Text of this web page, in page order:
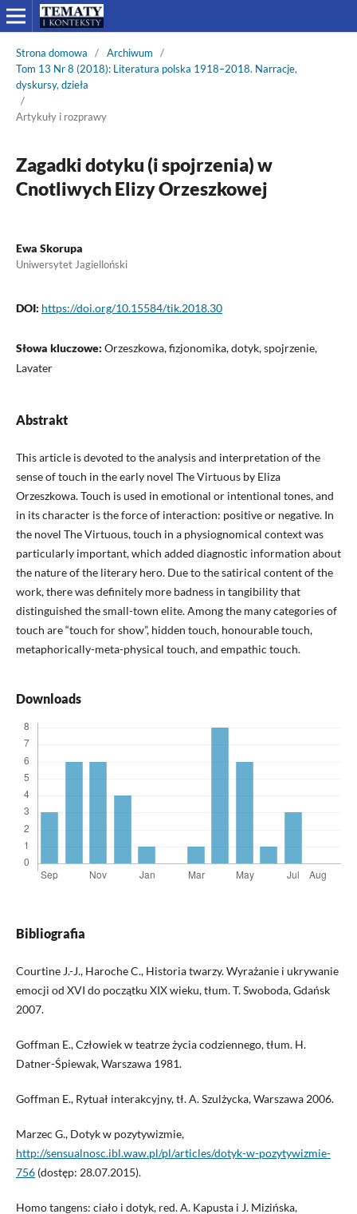
Strona domowa / Archiwum
/
Tom 13 Nr 8 (2018): Literatura polska 1918–2018. Narracje,
dyskursy, dzieła
/
Artykuły i rozprawy
Zagadki dotyku (i spojrzenia) w
Cnotliwych Elizy Orzeszkowej
Ewa Skorupa
Uniwersytet Jagielloński
DOI: https://doi.org/10.15584/tik.2018.30
Słowa kluczowe: Orzeszkowa, fizjonomika, dotyk, spojrzenie,
Lavater
Abstrakt
This article is devoted to the analysis and interpretation of the
sense of touch in the early novel The Virtuous by Eliza
Orzeszkowa. Touch is used in emotional or intentional tones, and
in its character is the force of interaction: positive or negative. In
the novel The Virtuous, touch in a physiognomical context was
particularly important, which added diagnostic information about
the nature of the literary hero. Due to the satirical content of the
work, there was definitely more badness in tangibility that
distinguished the small-town elite. Among the many categories of
touch are “touch for show”, hidden touch, honourable touch,
metaphorically-meta-physical touch, and empathic touch.
Downloads
Bibliografia
Courtine J.-J., Haroche C., Historia twarzy. Wyrażanie i ukrywanie
emocji od XVI do początku XIX wieku, tłum. T. Swoboda, Gdańsk
2007.
Goffman E., Człowiek w teatrze życia codziennego, tłum. H.
Datner-Śpiewak, Warszawa 1981.
Goffman E., Rytuał interakcyjny, tł. A. Szulżycka, Warszawa 2006.
Marzec G., Dotyk w pozytywizmie,
http://sensualnosc.ibl.waw.pl/pl/articles/dotyk-w-pozytywizmie-
756(dostęp: 28.07.2015).
Homo tangens: ciało i dotyk, red. A. Kapusta i J. Mizińska,